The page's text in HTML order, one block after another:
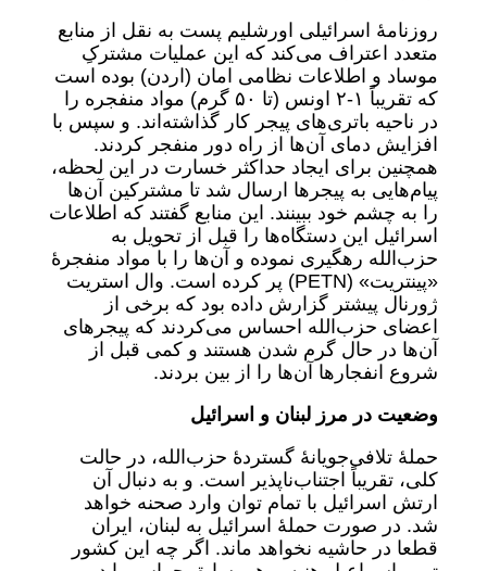
روزنامۀ اسرائیلی اورشلیم پست به نقل از منابع
متعدد اعتراف می‌کند که این عملیات مشترکِ
موساد و اطلاعات نظامی امان (اردن) بوده است
که تقریباً ١-٢ اونس (تا ۵٠ گرم) مواد منفجره را
در ناحیه باتری‌های پیجر کار گذاشته‌اند. و سپس با
افزایش دمای آن‌ها از راه دور منفجر کردند.
همچنین برای ایجاد حداکثر خسارت در این لحظه،
پیام‌هایی به پیجرها ارسال شد تا مشترکین آن‌ها
را به چشم خود ببینند. این منابع گفتند که اطلاعات
اسرائیل این دستگاه‌ها را قبل از تحویل به
حزب‌الله رهگیری نموده و آن‌ها را با مواد منفجرۀ
«پینتریت» (PETN) پر کرده است. وال استریت
ژورنال پیشتر گزارش داده بود که برخی از
اعضای حزب‌الله احساس می‌کردند که پیجرهای
آن‌ها در حال گرم شدن هستند و کمی قبل از
شروع انفجارها آن‌ها را از بین بردند.
وضعیت در مرز لبنان و اسرائیل
حملۀ تلافی‌جویانۀ گستردۀ حزب‌الله، در حالت
کلی، تقریباً اجتناب‌ناپذیر است. و به دنبال آن
ارتش اسرائیل با تمام توان وارد صحنه خواهد
شد. در صورت حملۀ اسرائیل به لبنان، ایران
قطعا در حاشیه نخواهد ماند. اگر چه این کشور